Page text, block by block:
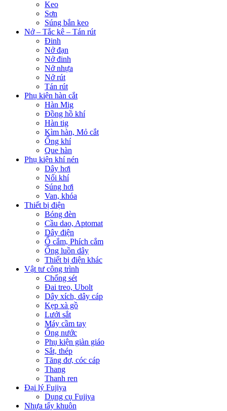
Keo
Sơn
Súng bắn keo
Nở – Tắc kê – Tán rút
Đinh
Nở đạn
Nở đinh
Nở nhựa
Nở rút
Tán rút
Phụ kiện hàn cắt
Hàn Mig
Đồng hồ khí
Hàn tig
Kìm hàn, Mỏ cắt
Ống khí
Que hàn
Phụ kiện khí nén
Dây hơi
Nối khí
Súng hơi
Van, khóa
Thiết bị điện
Bóng đèn
Cầu dao, Aptomat
Dây điện
Ổ cắm, Phích cắm
Ống luồn dây
Thiết bị điện khác
Vật tư công trình
Chống sét
Đai treo, Ubolt
Dây xích, dây cáp
Kẹp xà gồ
Lưới sắt
Máy cầm tay
Ống nước
Phụ kiện giàn giáo
Sắt, thép
Tăng đơ, cóc cáp
Thang
Thanh ren
Đại lý Fujiya
Dụng cụ Fujiya
Nhựa tẩy khuôn